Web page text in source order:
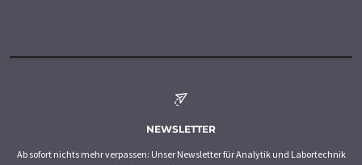
NEWSLETTER
Ab sofort nichts mehr verpassen: Unser Newsletter für Analytik und Labortechnik